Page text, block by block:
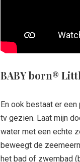
BABY born®
En ook bestaat er
tv gezien. Laat mijn
water met een echte
beweegt de
het bad of zwembad